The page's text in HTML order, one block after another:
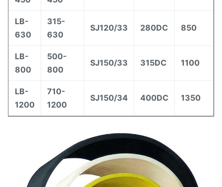
LB-
630
315-
630
SJ120/33 280DC 850
LB-
800
500-
800
SJ150/33 315DC 1100
LB-
1200
710-
1200
SJ150/34 400DC 1350